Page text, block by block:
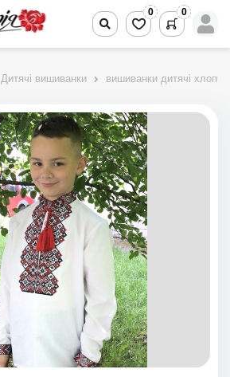
0 0
Дитячі вишиванки вишиванки дитячі